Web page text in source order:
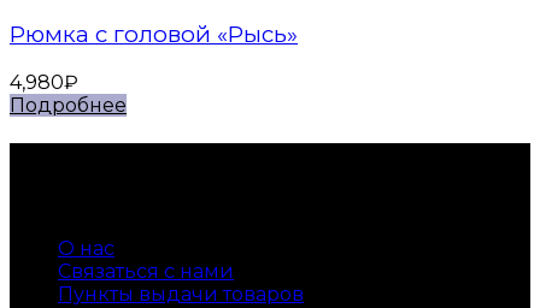
Рюмка с головой «Рысь»
4,980₽
Подробнее
О нас
Связаться с нами
Пункты выдачи товаров